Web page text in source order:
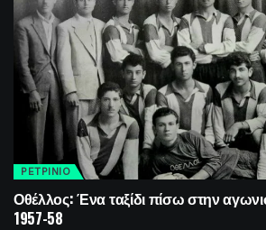
ΡΕΤΡINIO
Οθέλλος: Ένα ταξίδι πίσω στην
1957-58